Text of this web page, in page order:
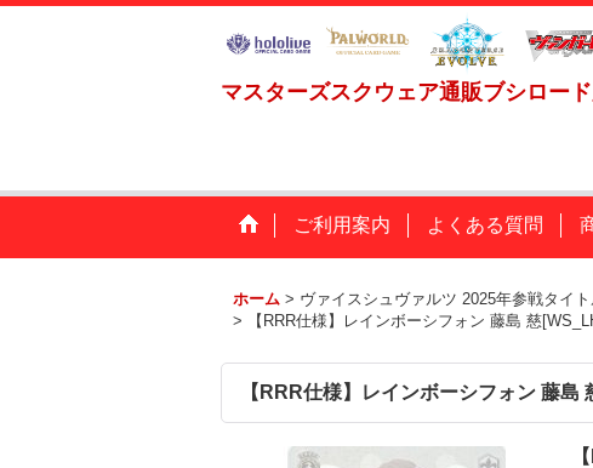
マスターズスクウェア通販ブシロー
ご利用案内 よくある質問
ホーム > ヴァイスシュヴァルツ 2025年参戦タイ
>
【RRR仕様】レインボーシフォン 藤島 慈
【RRR仕様】レインボーシフォン 藤島